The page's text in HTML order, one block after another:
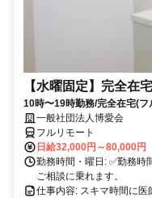
【水曜固定】完全在
10時〜19時勤務/完全在宅(
業務一般社団法人博愛会
フルリモート
日給32,000円～80,000円
勤務時間・曜日: ✅勤務
ご相談に乗れます。
仕事内容: スキマ時間に